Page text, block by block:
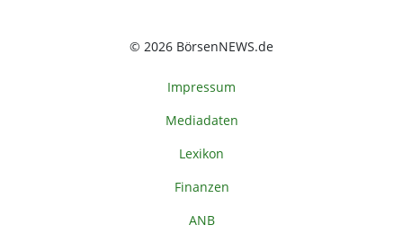
© 2026 BörsenNEWS.de
Impressum
Mediadaten
Lexikon
Finanzen
ANB